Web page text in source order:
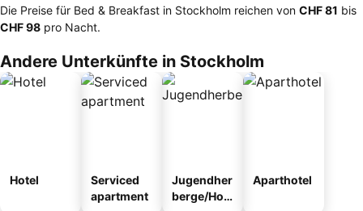
Die Preise für Bed & Breakfast in Stockholm reichen von ‎CHF 81 bis
‎CHF 98 pro Nacht.
Andere Unterkünfte in Stockholm
Hotel
Serviced
apartment
Jugendher
berge/Hos
Aparthotel